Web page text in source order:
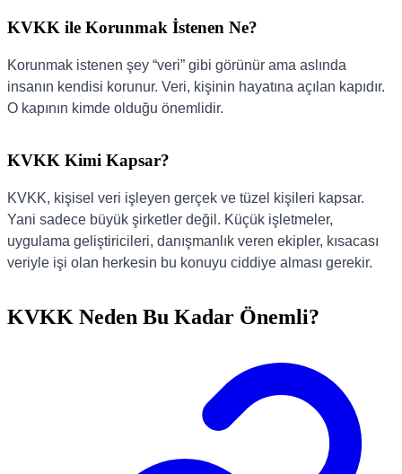
KVKK ile Korunmak İstenen Ne?
Korunmak istenen şey “veri” gibi görünür ama aslında
insanın kendisi korunur. Veri, kişinin hayatına açılan kapıdır.
O kapının kimde olduğu önemlidir.
KVKK Kimi Kapsar?
KVKK, kişisel veri işleyen gerçek ve tüzel kişileri kapsar.
Yani sadece büyük şirketler değil. Küçük işletmeler,
uygulama geliştiricileri, danışmanlık veren ekipler, kısacası
veriyle işi olan herkesin bu konuyu ciddiye alması gerekir.
KVKK Neden Bu Kadar Önemli?